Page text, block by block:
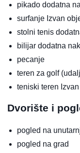
pikado dodatna
surfanje Izvan
stolni tenis
bilijar dodatna
pecanje
teren za golf
teniski teren
Dvorište i
pogled na
pogled na grad